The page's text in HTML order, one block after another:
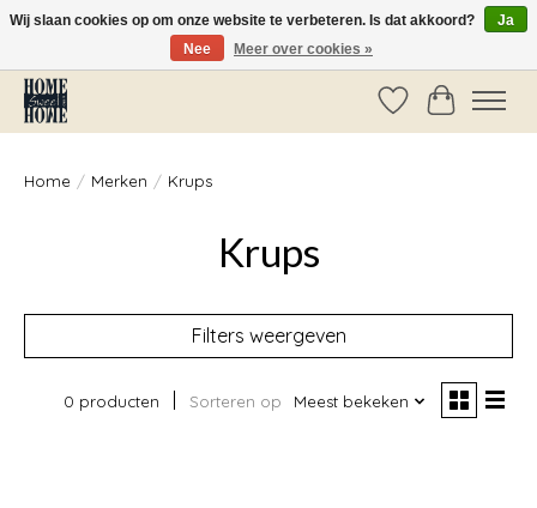
Vóór 14:00 besteld, dezelfde dag verzonden!
Verlanglijst
Home / Merken / Krups
Krups
Filters weergeven
0 producten Sorteren op Meest bekeken
Wij slaan cookies op om onze website te verbeteren. Is dat akkoord?
Ja
Nee
Meer over cookies »